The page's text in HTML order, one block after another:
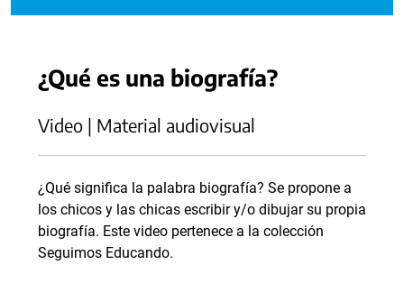
¿Qué es una biografía?
Video | Material audiovisual
¿Qué significa la palabra biografía? Se propone a
los chicos y las chicas escribir y/o dibujar su propia
biografía. Este video pertenece a la colección
Seguimos Educando.